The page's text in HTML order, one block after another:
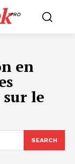
PRO
en
le
SEARCH